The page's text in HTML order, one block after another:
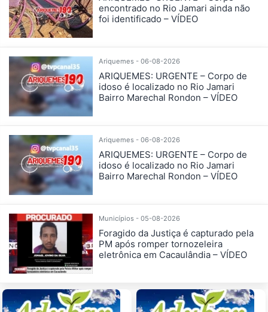
encontrado no Rio Jamari ainda não
foi identificado – VÍDEO
Ariquemes - 06-08-2026
ARIQUEMES: URGENTE – Corpo de
idoso é localizado no Rio Jamari
Bairro Marechal Rondon – VÍDEO
Ariquemes - 06-08-2026
ARIQUEMES: URGENTE – Corpo de
idoso é localizado no Rio Jamari
Bairro Marechal Rondon – VÍDEO
Municípios - 05-08-2026
Foragido da Justiça é capturado pela
PM após romper tornozeleira
eletrônica em Cacaulândia – VÍDEO